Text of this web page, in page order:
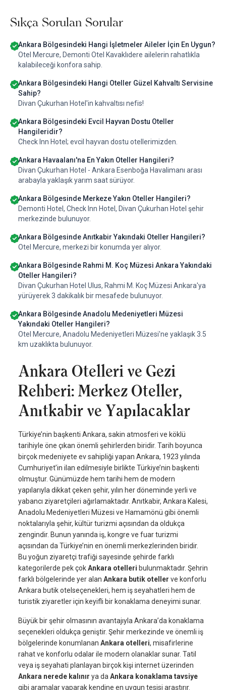
Sıkça Sorulan Sorular
Ankara Bölgesindeki Hangi İşletmeler Aileler İçin En Uygun?
Otel Mercure, Demonti Otel Kavaklıdere ailelerin rahatlıkla
kalabileceği konfora sahip.
Ankara Bölgesindeki Hangi Oteller Güzel Kahvaltı Servisine
Sahip?
Divan Çukurhan Hotel'in kahvaltısı nefis!
Ankara Bölgesindeki Evcil Hayvan Dostu Oteller
Hangileridir?
Check Inn Hotel; evcil hayvan dostu otellerimizden.
Ankara Havaalanı'na En Yakın Oteller Hangileri?
Divan Çukurhan Hotel - Ankara Esenboğa Havalimanı arası
arabayla yaklaşık yarım saat sürüyor.
Ankara Bölgesinde Merkeze Yakın Oteller Hangileri?
Demonti Hotel, Check Inn Hotel, Divan Çukurhan Hotel şehir
merkezinde bulunuyor.
Ankara Bölgesinde Anıtkabir Yakındaki Oteller Hangileri?
Otel Mercure, merkezi bir konumda yer alıyor.
Ankara Bölgesinde Rahmi M. Koç Müzesi Ankara Yakındaki
Oteller Hangileri?
Divan Çukurhan Hotel Ulus, Rahmi M. Koç Müzesi Ankara'ya
yürüyerek 3 dakikalık bir mesafede bulunuyor.
Ankara Bölgesinde Anadolu Medeniyetleri Müzesi
Yakındaki Oteller Hangileri?
Otel Mercure, Anadolu Medeniyetleri Müzesi'ne yaklaşık 3.5
km uzaklıkta bulunuyor.
Ankara Otelleri ve Gezi
Rehberi: Merkez Oteller,
Anıtkabir ve Yapılacaklar
Türkiye’nin başkenti Ankara, sakin atmosferi ve köklü
tarihiyle öne çıkan önemli şehirlerden biridir. Tarih boyunca
birçok medeniyete ev sahipliği yapan Ankara, 1923 yılında
Cumhuriyet’in ilan edilmesiyle birlikte Türkiye’nin başkenti
olmuştur. Günümüzde hem tarihi hem de modern
yapılarıyla dikkat çeken şehir, yılın her döneminde yerli ve
yabancı ziyaretçileri ağırlamaktadır. Anıtkabir, Ankara Kalesi,
Anadolu Medeniyetleri Müzesi ve Hamamönü gibi önemli
noktalarıyla şehir, kültür turizmi açısından da oldukça
zengindir. Bunun yanında iş, kongre ve fuar turizmi
açısından da Türkiye’nin en önemli merkezlerinden biridir.
Bu yoğun ziyaretçi trafiği sayesinde şehirde farklı
kategorilerde pek çokAnkara otelleri bulunmaktadır. Şehrin
farklı bölgelerinde yer alan Ankara butik oteller ve konforlu
Ankara butik otelseçenekleri, hem iş seyahatleri hem de
turistik ziyaretler için keyifli bir konaklama deneyimi sunar.
Büyük bir şehir olmasının avantajıyla Ankara’da konaklama
seçenekleri oldukça geniştir. Şehir merkezinde ve önemli iş
bölgelerinde konumlanan Ankara otelleri, misafirlerine
rahat ve konforlu odalar ile modern olanaklar sunar. Tatil
veya iş seyahati planlayan birçok kişi internet üzerinden
Ankara nerede kalınır ya da Ankara konaklama tavsiye
gibi aramalar yaparak kendine en uygun tesisi araştırır.